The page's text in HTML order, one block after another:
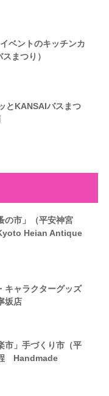
ベントのキッチンカ
まつり）
とKANSAIバスまつ
の市」（平安神宮
Heian Antique
キャラクターグッズ
坂店
市」手づくり市（平
Handmade